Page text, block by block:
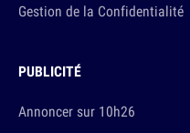
Gestion de la Confidentialité
PUBLICITÉ
Annoncer sur 10h26